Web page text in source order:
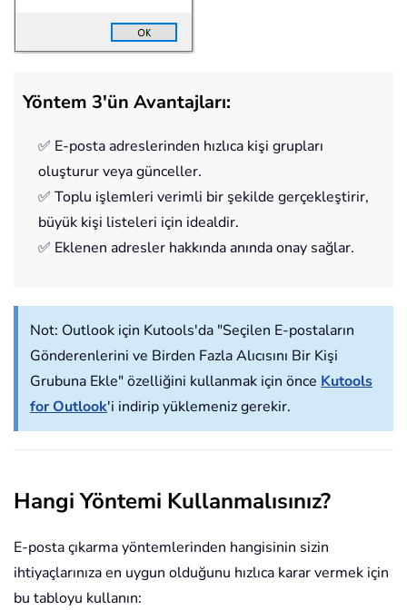
Yöntem 3'ün Avantajları:
✅ E-posta adreslerinden hızlıca kişi grupları
oluşturur veya günceller.
✅ Toplu işlemleri verimli bir şekilde gerçekleştirir,
büyük kişi listeleri için idealdir.
✅ Eklenen adresler hakkında anında onay sağlar.
Not: Outlook için Kutools'da "Seçilen E-postaların
Gönderenlerini ve Birden Fazla Alıcısını Bir Kişi
Grubuna Ekle" özelliğini kullanmak için önce Kutools
for Outlook'i indirip yüklemeniz gerekir.
Hangi Yöntemi Kullanmalısınız?
E-posta çıkarma yöntemlerinden hangisinin sizin
ihtiyaçlarınıza en uygun olduğunu hızlıca karar vermek için
bu tabloyu kullanın: